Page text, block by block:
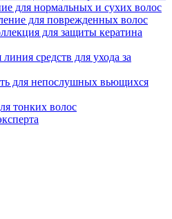
для нормальных и сухих волос
для поврежденных волос
для защиты кератина
средств для ухода за
для непослушных вьющихся
тонких волос